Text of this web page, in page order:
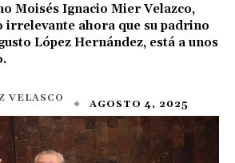
Moisés Ignacio Mier Velazco,
irrelevante ahora que su padrino
López Hernández, está a unos
VELASCO AGOSTO 4, 2025